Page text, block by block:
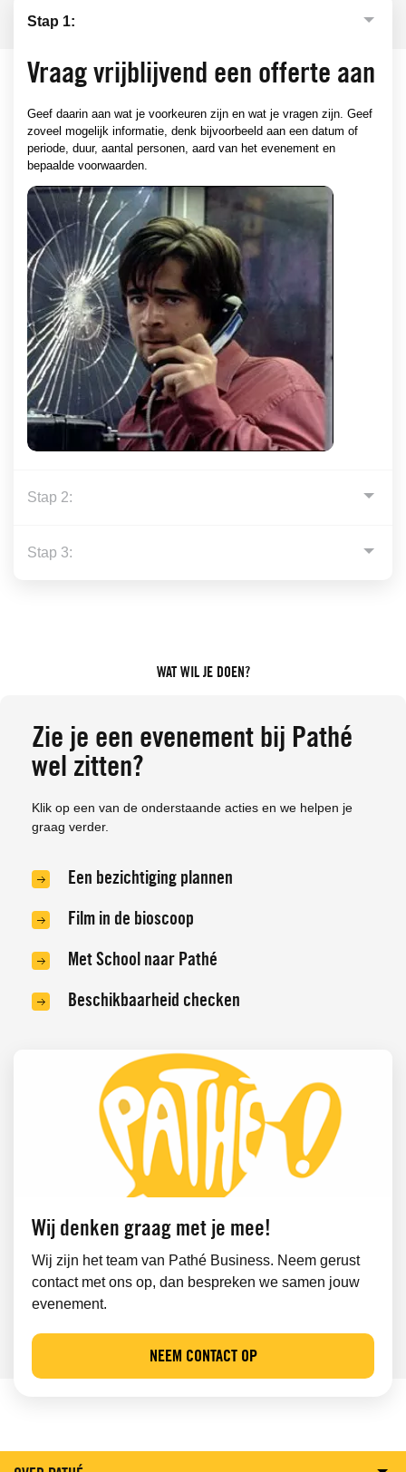
Vraag vrijblijvend een offerte aan
Geef daarin aan wat je voorkeuren zijn en wat je vragen zijn. Geef
zoveel mogelijk informatie, denk bijvoorbeeld aan een datum of
periode, duur, aantal personen, aard van het evenement en
bepaalde voorwaarden.
WAT WIL JE DOEN?
Zie je een evenement bij Pathé
wel zitten?
Klik op een van de onderstaande acties en we helpen je
graag verder.
Een bezichtiging plannen
Film in de bioscoop
Met School naar Pathé
Beschikbaarheid checken
Wij denken graag met je mee!
Wij zijn het team van Pathé Business. Neem gerust
contact met ons op, dan bespreken we samen jouw
evenement.
NEEM CONTACT OP